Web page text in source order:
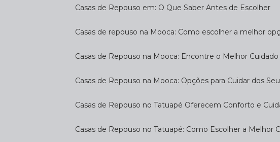
Casas de Repouso em: O Que Saber Antes de Escolher
Casas de repouso na Mooca: Como escolher a melhor
Casas de Repouso na Mooca: Encontre o Melhor
Casas de Repouso na Mooca: Opções para Cuidar dos
Casas de Repouso no Tatuapé Oferecem Conforto e
Casas de Repouso no Tatuapé: Como Escolher a Melhor